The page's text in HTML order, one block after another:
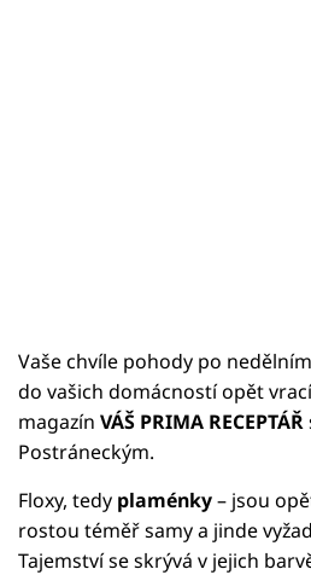
Vaše chvíle pohody po
do vašich domácností opět
magazín VÁŠ PRIMA RECEPTÁŘ
Postráneckým.
Floxy, tedy plaménky– jsou
rostou téměř samy a jinde
Tajemství se skrývá v jejich